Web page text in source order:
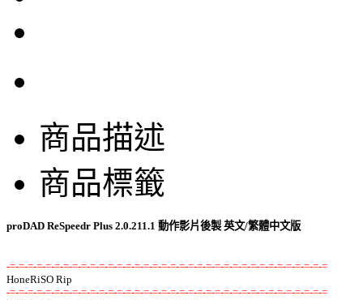
商品描述
商品標籤
proDAD ReSpeedr Plus 2.0.211.1 動作影片後製 英文/繁體中文版
-=-=-=-=-=-=-=-=-=-=-=-=-=-=-=-=-=-=-=-=-=-=-=-=-=-=-=-=-=-=-=-=-=-=-=-=
-=-=-=-=-=-=-=-=-=-=-=-=-=-=-=-=-=-=-=-=-=-=-=-=-=-=-=-=-=-=-=-=-=-=-=-=